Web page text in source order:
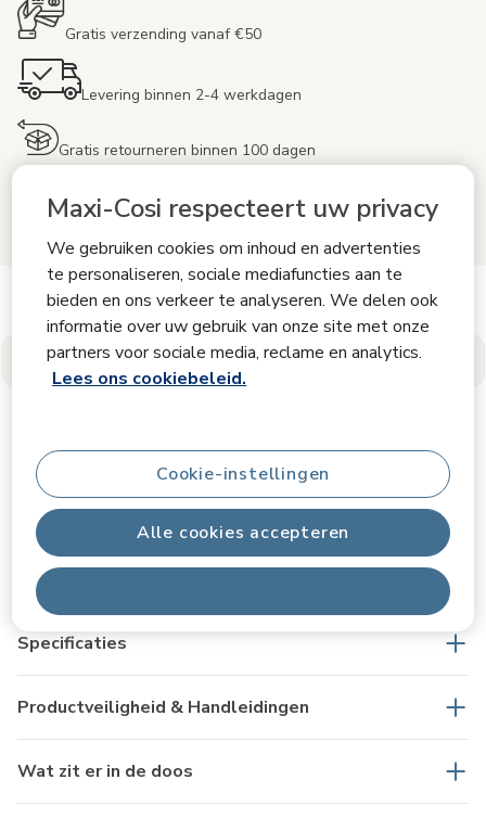
Maxi-Cosi respecteert uw privacy
We gebruiken cookies om inhoud en advertenties
te personaliseren, sociale mediafuncties aan te
bieden en ons verkeer te analyseren. We delen ook
informatie over uw gebruik van onze site met onze
partners voor sociale media, reclame en analytics.
Lees ons cookiebeleid.
Alle cookies accepteren
Cookie-instellingen
Productinformatie
Productomschrijving
Specificaties
Productveiligheid & Handleidingen
Wat zit er in de doos
Gratis verzending vanaf €50
Levering binnen 2-4 werkdagen
Gratis retourneren binnen 100 dagen
Zie meer productinformatie
Productinformatie Reviews Deel je Maxi-Cosi-momenten